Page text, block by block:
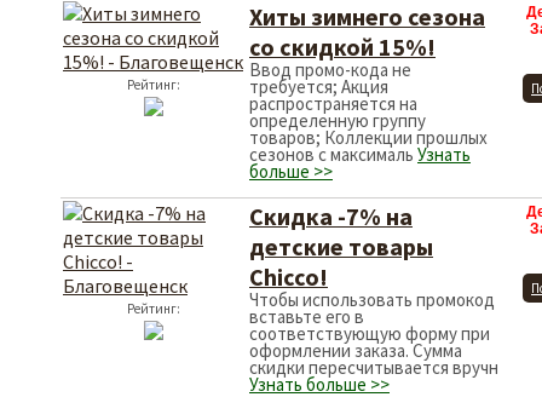
Рейтинг:
Хиты зимнего сезона
со скидкой 15%!
Ввод промо-кода не
требуется; Акция
распространяется на
определенную группу
товаров; Коллекции прошлых
сезонов с максималь Узнать
больше >>
Рейтинг:
Скидка -7% на
детские товары
Chicco!
Чтобы использовать промокод
вставьте его в
соответствующую форму при
оформлении заказа. Сумма
скидки пересчитывается вручн
Узнать больше >>